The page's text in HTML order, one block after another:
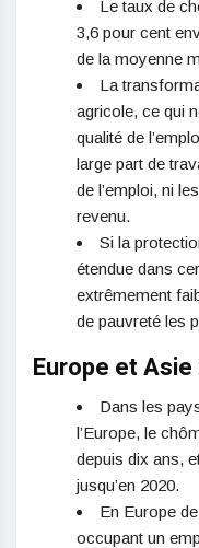
Le taux de
3,6 pour cent
de la moyenne
La
agricole, ce qui
qualité de
large part de
de l’emploi, ni
revenu.
Si la
étendue dans
extrêmement
de pauvreté les
Europe et
Dans les
l’Europe, le
depuis dix ans,
jusqu’en 2020.
En Europe
occupant un